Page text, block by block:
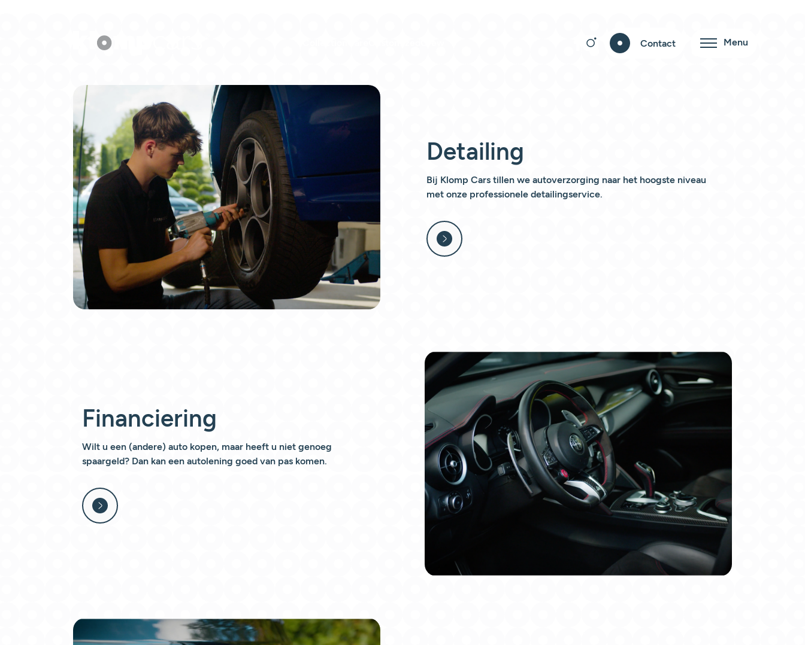
Contact Menu
Detailing
Bij Klomp Cars tillen we autoverzorging naar het hoogste niveau
met onze professionele detailingservice.
Financiering
Wilt u een (andere) auto kopen, maar heeft u niet genoeg
spaargeld? Dan kan een autolening goed van pas komen.